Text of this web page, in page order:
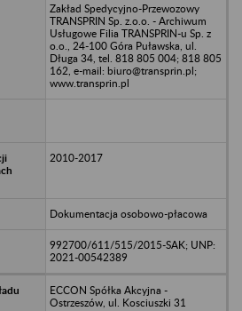
Zakład Spedycyjno-Przewozowy
TRANSPRIN Sp. z.o.o. - Archiwum
Usługowe Filia TRANSPRIN-u Sp. z
o.o., 24-100 Góra Puławska, ul.
Długa 34, tel. 818 805 004; 818 805
162, e-mail: biuro@transprin.pl;
www.transprin.pl
2010-2017
Dokumentacja osobowo-płacowa
992700/611/515/2015-SAK; UNP:
2021-00542389
ECCON Spółka Akcyjna -
Ostrzeszów, ul. Kosciuszki 31